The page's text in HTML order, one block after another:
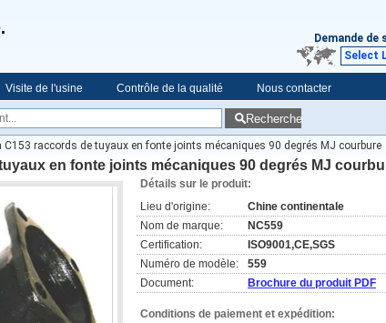
Demande de
Select
Visite de l'usine Contrôle de la qualité Nous contacter
Recherche
C153 raccords de tuyaux en fonte joints mécaniques 90 degrés MJ courbure
en fonte joints mécaniques 90 degrés MJ
Détails sur le produit:
Lieu d'origine:
Chine continentale
Nom de marque:
NC559
Certification:
ISO9001,CE,SGS
Numéro de modèle:
559
Document:
Brochure du produit PDF
Conditions de paiement et expédition: